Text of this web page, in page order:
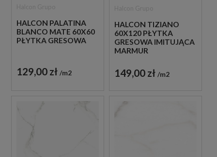
HALCON PALATINA
BLANCO MATE 60X60
PŁYTKA GRESOWA
129,00 zł m2
HALCON TIZIANO
60X120 PŁYTKA
GRESOWA IMITUJĄCA
MARMUR
149,00 zł m2